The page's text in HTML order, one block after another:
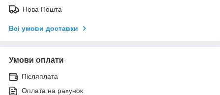
Нова Пошта
Всі умови доставки
Умови оплати
Післяплата
Оплата на рахунок